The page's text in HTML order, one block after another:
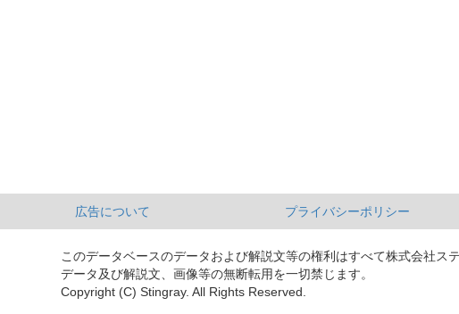
広告について プライバシーポリシー
このデータベースのデータおよび解説文等の権利はすべて株式会社ス
データ及び解説文、画像等の無断転用を一切禁じます。
Copyright (C) Stingray. All Rights Reserved.